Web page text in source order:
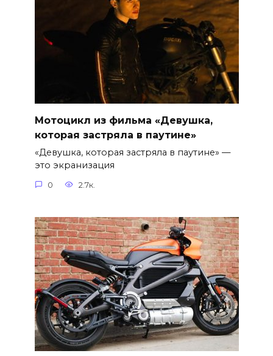
Мотоцикл из фильма «Девушка,
которая застряла в паутине»
«Девушка, которая застряла в паутине» —
это экранизация
0 2.7к.